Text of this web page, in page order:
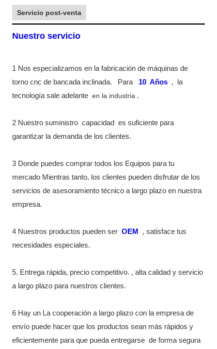
Servicio post-venta
Nuestro servicio
1 Nos especializamos en la fabricación de máquinas de
torno cnc de bancada inclinada.
Para 10 Años ,
la
tecnología sale adelante en la industria .
2 Nuestro suministro capacidad
es suficiente para
garantizar la demanda de los clientes.
3 Donde puedes comprar todos los Equipos para tu
mercado Mientras tanto, los clientes pueden disfrutar de los
servicios de asesoramiento técnico a largo plazo en nuestra
empresa.
4 Nuestros productos pueden ser OEM
, satisface tus
necesidades especiales.
5. Entrega rápida, precio competitivo. , alta calidad y servicio
a largo plazo para nuestros clientes.
6 Hay un La cooperación a largo plazo con la empresa de
envío puede hacer que los productos sean más rápidos y
eficientemente para que pueda entregarse de forma segura